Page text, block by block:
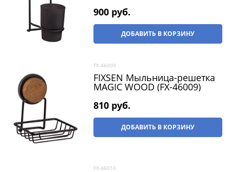
900 руб.
ДОБАВИТЬ В КОРЗИНУ
FX-46009
FIXSEN Мыльница-решетка
MAGIC WOOD (FX-46009)
810 руб.
ДОБАВИТЬ В КОРЗИНУ
FX-46010